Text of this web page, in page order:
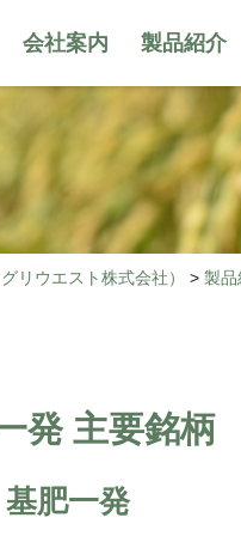
会社案内 製品紹介
グリウエスト株式会社） > 製品
発 主要銘柄
基肥一発